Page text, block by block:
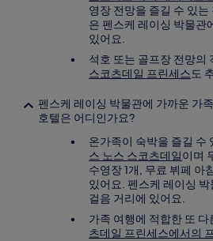
영장 전망을 즐길 수 있
은 펜스케 레이싱 박물관
있어요.
석호 또는 골프장 전망의
스코츠데일 프린세스도
펜스케 레이싱 박물관에 가까운 가
호텔은 어디인가요?
온가족이 숙박을 즐길 수
스 노스 스코츠데일이며
수영장 1개, 무료 뷔페 아
있어요. 펜스케 레이싱
걸음 거리에 있어요.
가족 여행에 적합한 또 다
츠데일 프린세스에서의